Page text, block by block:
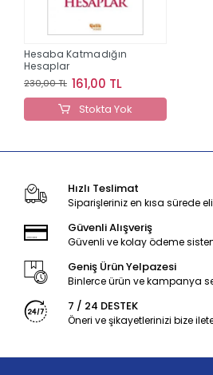
Hesaba Katmadığın
Hesaplar
230,00 TL 161,00 TL
Stokta Yok
Hızlı Teslimat
Siparişleriniz en kısa sürede
Güvenli Alışveriş
Güvenli ve kolay ödeme
Geniş Ürün Yelpazesi
Binlerce ürün ve kampanya
7 / 24 DESTEK
Öneri ve şikayetlerinizi bize